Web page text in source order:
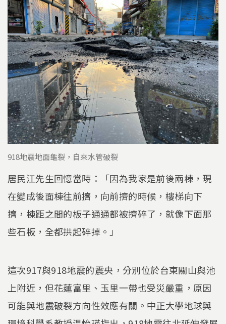
918地震地面龜裂，自來水管破裂
居民江先生回憶當時：「因為我家是前後兩棟，現
在變成後面棟往前擠，向前擠的時候，樓梯向下
擠，棟距之間的板子通通都被擠碎了，就像下面那
些石板，全都拱起碎掉。」
這次917與918地震的震央，分別位於台東關山與池
上附近，但花蓮富里、玉里一帶也受災嚴重，原因
可能與地震破裂方向性效應有關。中正大學地球與